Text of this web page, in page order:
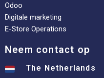
Odoo
Digitale marketing
E-Store Operations
Neem contact op
The Netherlands